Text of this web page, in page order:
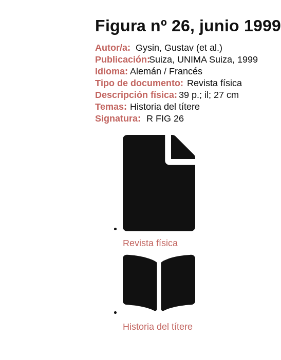
Figura nº 26, junio 1999
Autor/a: Gysin, Gustav (et al.)
Publicación:Suiza, UNIMA Suiza, 1999
Idioma: Alemán / Francés
Tipo de documento: Revista física
Descripción física: 39 p.; il; 27 cm
Temas: Historia del títere
Signatura:
R FIG 26
Revista física
Historia del títere